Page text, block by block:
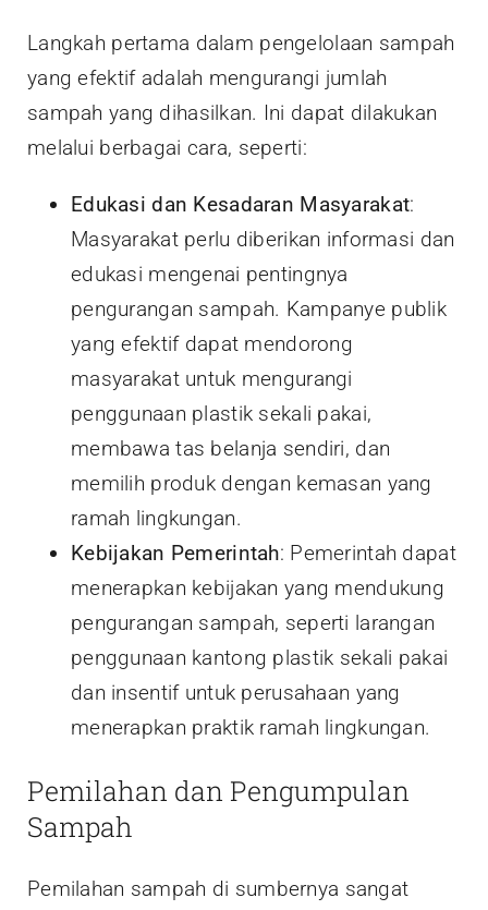
Langkah pertama dalam pengelolaan sampah
yang efektif adalah mengurangi jumlah
sampah yang dihasilkan. Ini dapat dilakukan
melalui berbagai cara, seperti:
Edukasi dan Kesadaran Masyarakat:
Masyarakat perlu diberikan informasi dan
edukasi mengenai pentingnya
pengurangan sampah. Kampanye publik
yang efektif dapat mendorong
masyarakat untuk mengurangi
penggunaan plastik sekali pakai,
membawa tas belanja sendiri, dan
memilih produk dengan kemasan yang
ramah lingkungan.
Kebijakan Pemerintah: Pemerintah dapat
menerapkan kebijakan yang mendukung
pengurangan sampah, seperti larangan
penggunaan kantong plastik sekali pakai
dan insentif untuk perusahaan yang
menerapkan praktik ramah lingkungan.
Pemilahan dan Pengumpulan
Sampah
Pemilahan sampah di sumbernya sangat